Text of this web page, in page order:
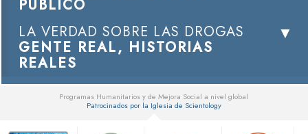
PÚBLICO
LA VERDAD SOBRE LAS DROGAS
GENTE REAL, HISTORIAS
REALES
Programas Humanitarios y de Mejora Social a nivel global
Patrocinados por la Iglesia de Scientology